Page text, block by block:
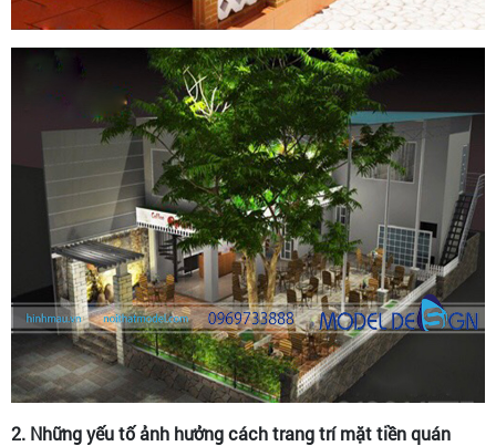
2. Những yếu tố ảnh hưởng cách trang trí mặt tiền quán